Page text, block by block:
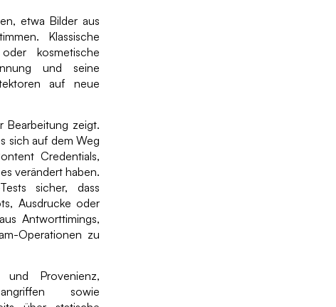
etwa Bilder aus
Klassische
kosmetische
und seine
auf neue
Bearbeitung zeigt.
sich auf dem Weg
Credentials,
verändert haben.
sicher, dass
Ausdrucke oder
Antworttimings,
Operationen zu
Provenienz,
sowie